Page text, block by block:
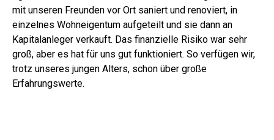
mit unseren Freunden vor Ort saniert und renoviert, in
einzelnes Wohneigentum aufgeteilt und sie dann an
Kapitalanleger verkauft. Das finanzielle Risiko war sehr
groß, aber es hat für uns gut funktioniert. So verfügen wir,
trotz unseres jungen Alters, schon über große
Erfahrungswerte.